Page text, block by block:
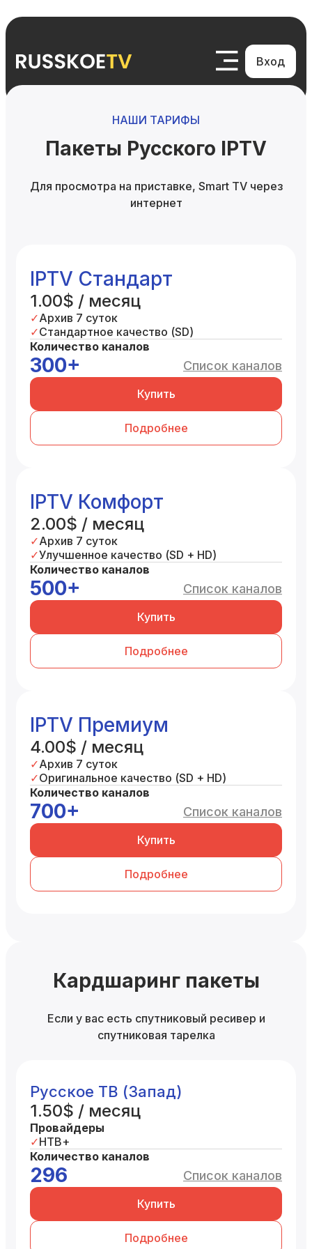
Вход
НАШИ ТАРИФЫ
Пакеты Русского IPTV
Для просмотра на приставке, Smart TV через
интернет
IPTV Стандарт
1.00$ / месяц
Архив 7 суток
Стандартное качество (SD)
Количество каналов
300+ Список каналов
Купить
Подробнее
IPTV Комфорт
2.00$ / месяц
Архив 7 суток
Улучшенное качество (SD + HD)
Количество каналов
500+ Список каналов
Купить
Подробнее
IPTV Премиум
4.00$ / месяц
Архив 7 суток
Оригинальное качество (SD + HD)
Количество каналов
700+ Список каналов
Купить
Подробнее
Кардшаринг пакеты
Если у вас есть спутниковый ресивер и
спутниковая тарелка
Русское ТВ (Запад)
1.50$ / месяц
Провайдеры
НТВ+
Количество каналов
296 Список каналов
Купить
Подробнее